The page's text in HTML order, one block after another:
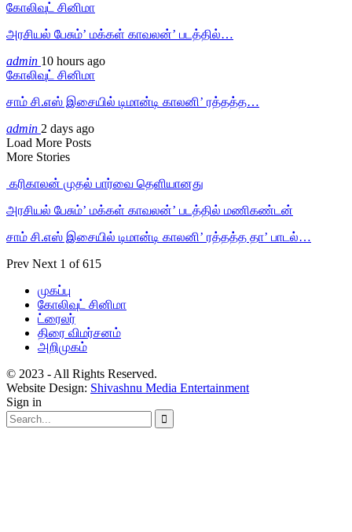
கோலிவுட் சினிமா
அரசியல் பேசும்’ மக்கள் காவலன்’ படத்தில்…
admin 10 hours ago
கோலிவுட் சினிமா
சாம் சி.எஸ் இசையில் டிமான்டி காலனி’ ரத்தத்த…
admin 2 days ago
Load More Posts
More Stories
‎ கரிகாலன் முதல் பார்வை தெளியானது
அரசியல் பேசும்’ மக்கள் காவலன்’ படத்தில் மணிகண்டன்
சாம் சி.எஸ் இசையில் டிமான்டி காலனி’ ரத்தத்த தா’ பாடல்…
Prev Next 1 of 615
முகப்பு
கோலிவுட் சினிமா
ட்ரைலர்
திரை விமர்சனம்
அறிமுகம்
© 2023 - All Rights Reserved.
Website Design: Shivashnu Media Entertainment
Sign in